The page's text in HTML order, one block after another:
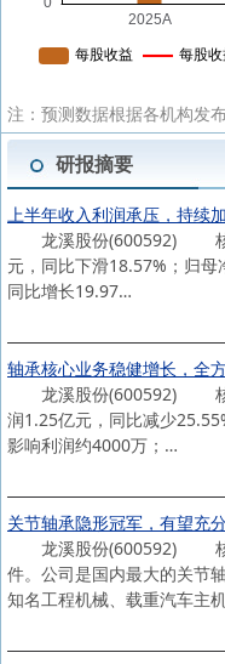
注：预测数据根据各机构发
研报摘要
上半年收入利润承压，持续
龙溪股份(600592) 核心
元，同比下滑18.57%；归
同比增长19.97…
轴承核心业务稳健增长，全
龙溪股份(600592) 核心
润1.25亿元，同比减少
影响利润约4000万；…
关节轴承隐形冠军，有望充
龙溪股份(600592) 核心
件。公司是国内最大的关节
知名工程机械、载重汽车主